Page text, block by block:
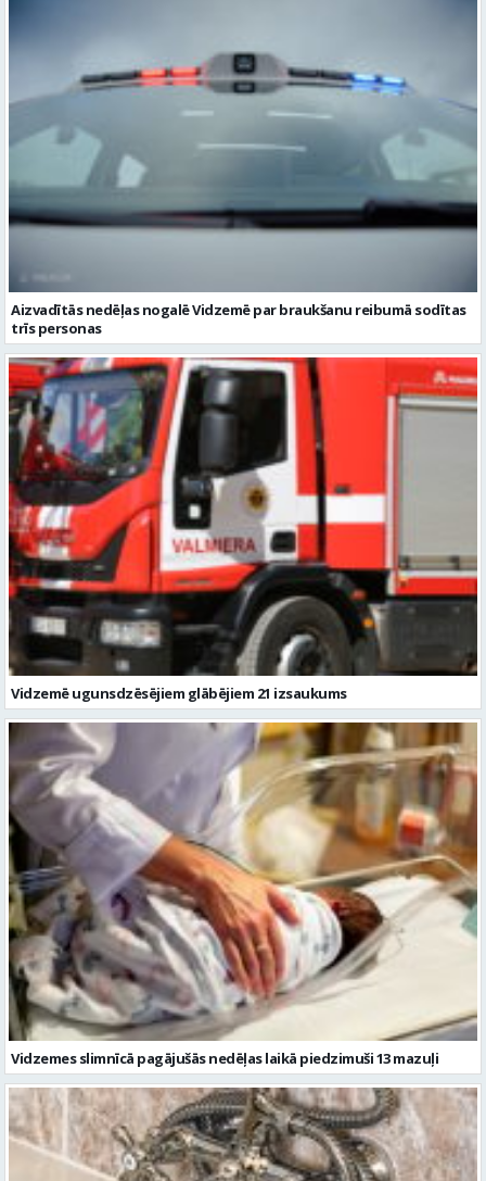
Aizvadītās nedēļas nogalē Vidzemē par braukšanu reibumā sodītas
trīs personas
Vidzemē ugunsdzēsējiem glābējiem 21 izsaukums
Vidzemes slimnīcā pagājušās nedēļas laikā piedzimuši 13 mazuļi